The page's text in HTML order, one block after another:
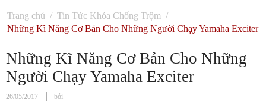
Trang chủ / Tin Tức Khóa Chống Trộm /
Những Kĩ Năng Cơ Bản Cho Những Người Chạy Yamaha Exciter
Những Kĩ Năng Cơ Bản Cho Những
Người Chạy Yamaha Exciter
26/05/2017 bởi